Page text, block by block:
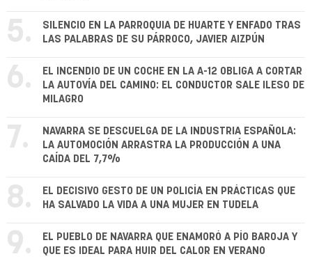
5.
SILENCIO EN LA PARROQUIA DE HUARTE Y ENFADO TRAS
LAS PALABRAS DE SU PÁRROCO, JAVIER AIZPÚN
6.
EL INCENDIO DE UN COCHE EN LA A-12 OBLIGA A CORTAR
LA AUTOVÍA DEL CAMINO: EL CONDUCTOR SALE ILESO DE
MILAGRO
7.
NAVARRA SE DESCUELGA DE LA INDUSTRIA ESPAÑOLA:
LA AUTOMOCIÓN ARRASTRA LA PRODUCCIÓN A UNA
CAÍDA DEL 7,7%
8.
EL DECISIVO GESTO DE UN POLICÍA EN PRÁCTICAS QUE
HA SALVADO LA VIDA A UNA MUJER EN TUDELA
9.
EL PUEBLO DE NAVARRA QUE ENAMORÓ A PÍO BAROJA Y
QUE ES IDEAL PARA HUIR DEL CALOR EN VERANO